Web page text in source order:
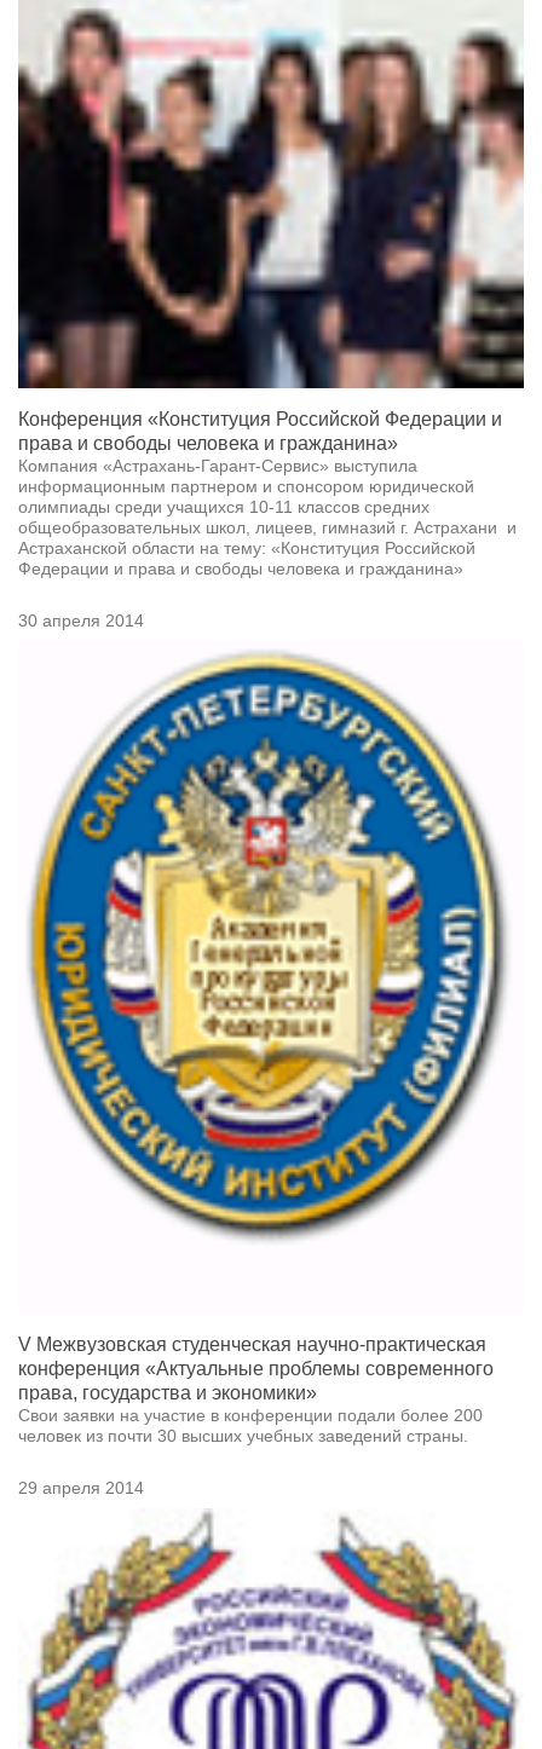
Конференция «Конституция Российской Федерации и
права и свободы человека и гражданина»
Компания «Астрахань-Гарант-Сервис» выступила
информационным партнером и спонсором юридической
олимпиады среди учащихся 10-11 классов средних
общеобразовательных школ, лицеев, гимназий г. Астрахани и
Астраханской области на тему: «Конституция Российской
Федерации и права и свободы человека и гражданина»
30 апреля 2014
V Межвузовская студенческая научно-практическая
конференция «Актуальные проблемы современного
права, государства и экономики»
Свои заявки на участие в конференции подали более 200
человек из почти 30 высших учебных заведений страны.
29 апреля 2014